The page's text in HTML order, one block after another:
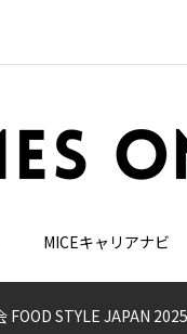
MICEキャリアナビ
FOOD STYLE JAPAN